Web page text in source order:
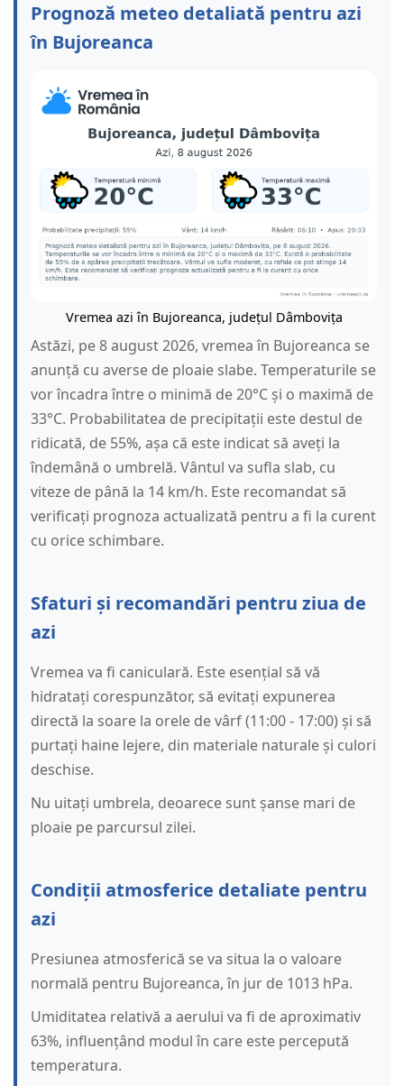
Prognoză meteo detaliată pentru azi
în Bujoreanca
Vremea azi în Bujoreanca, județul Dâmbovița
Astăzi, pe 8 august 2026, vremea în Bujoreanca se
anunță cu averse de ploaie slabe. Temperaturile se
vor încadra între o minimă de 20°C și o maximă de
33°C. Probabilitatea de precipitații este destul de
ridicată, de 55%, așa că este indicat să aveți la
îndemână o umbrelă. Vântul va sufla slab, cu
viteze de până la 14 km/h. Este recomandat să
verificați prognoza actualizată pentru a fi la curent
cu orice schimbare.
Sfaturi și recomandări pentru ziua de
azi
Vremea va fi caniculară. Este esențial să vă
hidratați corespunzător, să evitați expunerea
directă la soare la orele de vârf (11:00 - 17:00) și să
purtați haine lejere, din materiale naturale și culori
deschise.
Nu uitați umbrela, deoarece sunt șanse mari de
ploaie pe parcursul zilei.
Condiții atmosferice detaliate pentru
azi
Presiunea atmosferică se va situa la o valoare
normală pentru Bujoreanca, în jur de 1013 hPa.
Umiditatea relativă a aerului va fi de aproximativ
63%, influențând modul în care este percepută
temperatura.